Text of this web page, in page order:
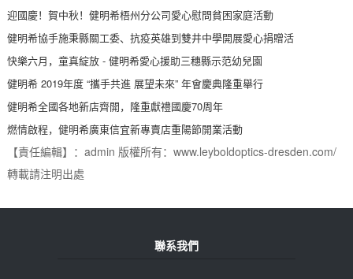
迎國慶！賀中秋！健明希梧州分公司愛心慰問貧困家庭活動
健明希協手施秉縣關工委、抗疫英雄到雙井中學開展愛心捐贈活
快樂六月，童真綻放 - 健明希愛心援助三穗縣示范幼兒園
健明希 2019年度 “攜手共進 展望未來” 年會慶典隆重舉行
健明希全國各地新店齊開，隆重獻禮國慶70周年
燃情啟程，健明希廣東信宜新專賣店重陽節開業活動
【責任編輯】：admin 版權所有：www.leyboldoptics-dresden.com/
轉載請注明出處
聯系我們